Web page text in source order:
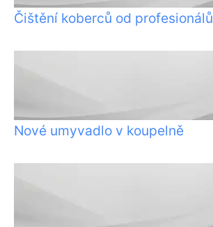
Čištění koberců od profesionálů
Nové umyvadlo v koupelně